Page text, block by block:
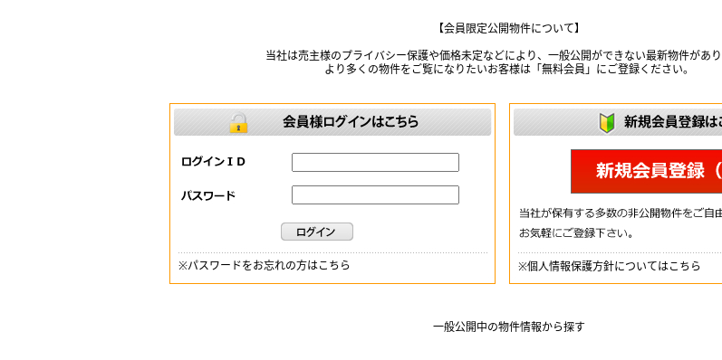
【会員限定公開物件について】
当社は売主様のプライバシー保護や価格未定などにより、一般公開ができない最新物件があり
より多くの物件をご覧になりたいお客様は「無料会員」にご登録ください。
※パスワードをお忘れの方はこちら ※個人情報保護方針についてはこちら
一般公開中の物件情報から探す